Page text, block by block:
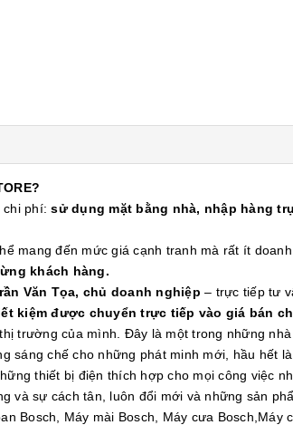
chi phí:sử dụng mặt bằng nhà, nhập hàng
mang đến mức giá cạnh tranh mà rất ít
khách hàng.
Văn Tọa, chủ doanh nghiệp – trực tiếp tư
kiệm được chuyển trực tiếp vào giá bán
trường của mình. Đây là một trong những
sáng chế cho những phát minh mới, hầu hết
thiết bị điện thích hợp cho mọi công việc
và sự cách tân, luôn đổi mới và những sản
Bosch, Máy mài Bosch, Máy cưa Bosch,Máy